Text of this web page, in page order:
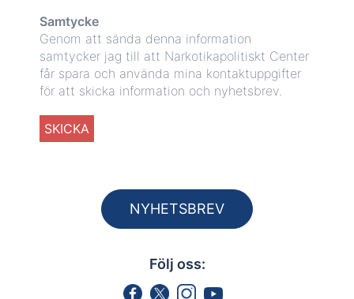
Samtycke
Genom att sända denna information
samtycker jag till att Narkotikapolitiskt Center
får spara och använda mina kontaktuppgifter
för att skicka information och nyhetsbrev.
NYHETSBREV
Följ oss: